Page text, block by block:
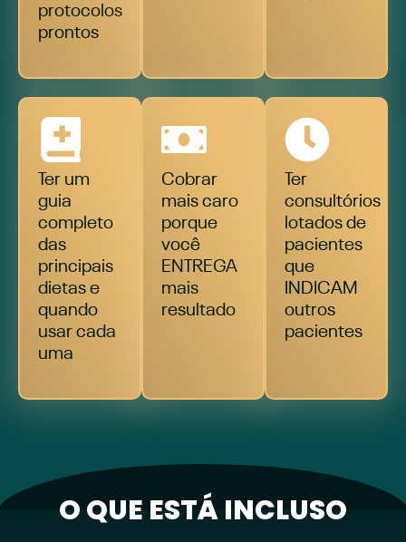
protocolos
prontos
Ter um
guia
completo
das
principais
dietas e
quando
usar cada
uma
Cobrar
mais caro
porque
você
ENTREGA
mais
resultado
Ter
consultórios
lotados de
pacientes
que
INDICAM
outros
pacientes
O QUE ESTÁ INCLUSO